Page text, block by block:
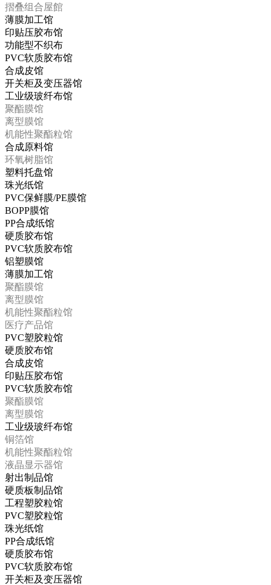
摺叠组合屋館
薄膜加工馆
印贴压胶布馆
功能型不织布
PVC软质胶布馆
合成皮馆
开关柜及变压器馆
工业级玻纤布馆
聚酯膜馆
离型膜馆
机能性聚酯粒馆
合成原料馆
环氧树脂馆
塑料托盘馆
珠光纸馆
PVC保鲜膜/PE膜馆
BOPP膜馆
PP合成纸馆
硬质胶布馆
PVC软质胶布馆
铝塑膜馆
薄膜加工馆
聚酯膜馆
离型膜馆
机能性聚酯粒馆
医疗产品馆
PVC塑胶粒馆
硬质胶布馆
合成皮馆
印贴压胶布馆
PVC软质胶布馆
聚酯膜馆
离型膜馆
工业级玻纤布馆
铜箔馆
机能性聚酯粒馆
液晶显示器馆
射出制品馆
硬质板制品馆
工程塑胶粒馆
PVC塑胶粒馆
珠光纸馆
PP合成纸馆
硬质胶布馆
PVC软质胶布馆
开关柜及变压器馆